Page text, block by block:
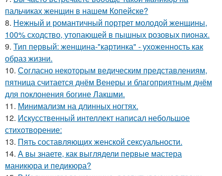
пальчиках женщин в нашем Копейске?
8. Нежный и романтичный портрет молодой женщины,
100% сходство, утопающей в пышных розовых пионах.
9. Тип первый: женщина-"картинка" - ухоженность как
образ жизни.
10. Согласно некоторым ведическим представлениям,
пятница считается днём Венеры и благоприятным днём
для поклонения богине Лакшми.
11. Минимализм на длинных ногтях.
12. Искусственный интеллект написал небольшое
стихотворение:
13. Пять составляющих женской сексуальности.
14. А вы знаете, как выглядели первые мастера
маникюра и педикюра?